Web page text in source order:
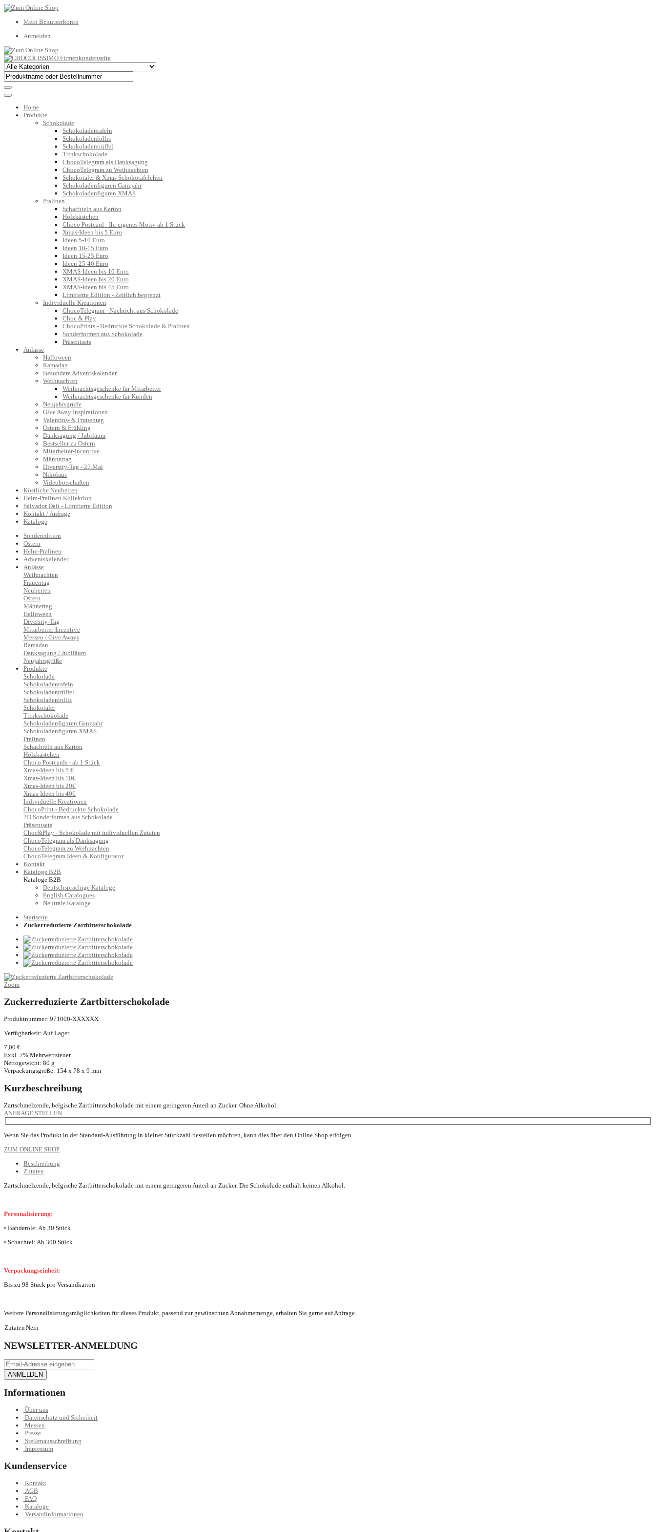
Mein Benutzerkonto
Anmelden
Home
Produkte
Schokolade
Schokoladentafeln
Schokoladenlollis
Schokoladentrüffel
Trinkschokolade
ChocoTelegram als Danksagung
ChocoTelegram zu Weihnachten
Schokotaler & Xmas Schokotäfelchen
Schokoladenfiguren Ganzjahr
Schokoladenfiguren XMAS
Pralinen
Schachteln aus Karton
Holzkästchen
Choco Postcard - Ihr eigenes Motiv ab 1 Stück
Xmas-Ideen bis 5 Euro
Ideen 5-10 Euro
Ideen 10-15 Euro
Ideen 15-25 Euro
Ideen 25-40 Euro
XMAS-Ideen bis 10 Euro
XMAS-Ideen bis 20 Euro
XMAS-Ideen bis 45 Euro
Limitierte Edition - Zeitlich begrenzt
Individuelle Kreationen
ChocoTelegram - Nachricht aus Schokolade
Choc & Play
ChocoPrints - Bedruckte Schokolade & Pralinen
Sonderformen aus Schokolade
Präsentsets
Anlässe
Halloween
Ramadan
Besondere Adventskalender
Weihnachten
Weihnachtsgeschenke für Mitarbeiter
Weihnachtsgeschenke für Kunden
Neujahrsgrüße
Give Away Inspirationen
Valentins- & Frauentag
Ostern & Frühling
Danksagung / Jubiläum
Bestseller zu Ostern
Mitarbeiter-Incentive
Männertag
Diversity-Tag - 27.Mai
Nikolaus
Videobotschaften
Köstliche Neuheiten
Helm-Pralinen Kollektion
Salvador Dalí - Limitierte Edition
Kontakt / Anfrage
Kataloge
Sonderedition
Ostern
Helm-Pralinen
Adventskalender
Anlässe
Weihnachten
Frauentag
Neuheiten
Ostern
Männertag
Halloween
Diversity-Tag
Mitarbeiter-Incentive
Messen / Give Aways
Ramadan
Danksagung / Jubiläum
Neujahrsgrüße
Produkte
Schokolade
Schokoladentafeln
Schokoladentrüffel
Schokoladenlollis
Schokotaler
Trinkschokolade
Schokoladenfiguren Ganzjahr
Schokoladenfiguren XMAS
Pralinen
Schachteln aus Karton
Holzkästchen
Choco Postcards - ab 1 Stück
Xmas-Ideen bis 5 €
Xmas-Ideen bis 10€
Xmas-Ideen bis 20€
Xmas-Ideen bis 40€
Individuelle Kreationen
ChocoPrint - Bedruckte Schokolade
2D Sonderformen aus Schokolade
Präsentsets
Choc&Play - Schokolade mit individuellen Zutaten
ChocoTelegram als Danksagung
ChocoTelegram zu Weihnachten
ChocoTelegram Ideen & Konfigurator
Kontakt
Kataloge B2B
Kataloge B2B
Deutschsprachige Kataloge
English Catalogues
Neutrale Kataloge
Startseite
Zuckerreduzierte Zartbitterschokolade
Zoom
Zuckerreduzierte Zartbitterschokolade
Produktnummer: 971000-XXXXXX
Verfügbarkeit: Auf Lager
7,00 €
Exkl. 7% Mehrwertsteuer
Nettogewicht: 80 g
Verpackungsgröße: 154 x 78 x 9 mm
Kurzbeschreibung
Zartschmelzende, belgische Zartbitterschokolade mit einem geringeren Anteil an Zucker. Ohne Alkohol.
ANFRAGE STELLEN
Wenn Sie das Produkt in der Standard-Ausführung in kleiner Stückzahl bestellen möchten, kann dies über den Online Shop erfolgen.
ZUM ONLINE SHOP
Beschreibung
Zutaten
Zartschmelzende, belgische Zartbitterschokolade mit einem geringeren Anteil an Zucker. Die Schokolade enthält keinen Alkohol.
Personalisierung:
• Banderole: Ab 30 Stück
• Schachtel: Ab 300 Stück
Verpackungseinheit:
Bis zu 98 Stück pro Versandkarton
Weitere Personalisierungsmöglichkeiten für dieses Produkt, passend zur gewünschten Abnahmemenge, erhalten Sie gerne auf Anfrage.
ZutatenNein
NEWSLETTER-ANMELDUNG
ANMELDEN
Informationen
Über uns
Datenschutz und Sicherheit
Messen
Presse
Stellenausschreibung
Impressum
Kundenservice
Kontakt
AGB
FAQ
Kataloge
Versandinformationen